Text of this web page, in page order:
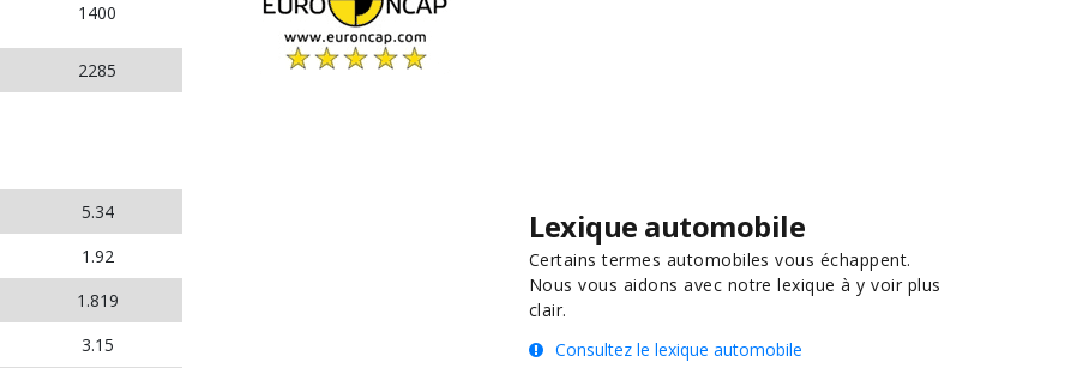
1400
2285
5.34
1.92
1.819
3.15
Lexique automobile
Certains termes automobiles vous échappent.
Nous vous aidons avec notre lexique à y voir plus
clair.
Consultez le lexique automobile